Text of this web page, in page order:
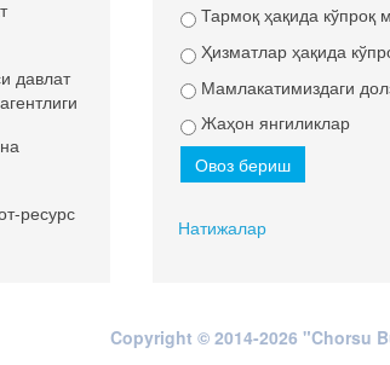
давлат
ресурс
Тармоқ ҳақида кўпроқ
Ҳизматлар ҳақида
Мамлакатимиздаги
Жаҳон янгиликлар
Натижалар
Copyright © 2014-2026 "Chorsu